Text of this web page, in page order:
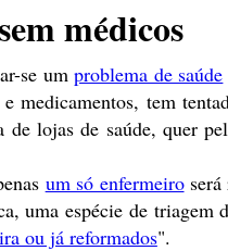
médicos
se umproblema de saúde
medicamentos, tem
lojas de saúde, quer
um só enfermeiroserá
uma espécie de
ou já reformados".